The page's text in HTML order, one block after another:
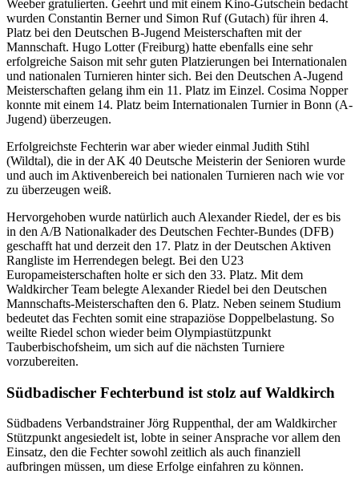
Weeber gratulierten. Geehrt und mit einem Kino-Gutschein bedacht
wurden Constantin Berner und Simon Ruf (Gutach) für ihren 4.
Platz bei den Deutschen B-Jugend Meisterschaften mit der
Mannschaft. Hugo Lotter (Freiburg) hatte ebenfalls eine sehr
erfolgreiche Saison mit sehr guten Platzierungen bei Internationalen
und nationalen Turnieren hinter sich. Bei den Deutschen A-Jugend
Meisterschaften gelang ihm ein 11. Platz im Einzel. Cosima Nopper
konnte mit einem 14. Platz beim Internationalen Turnier in Bonn (A-
Jugend) überzeugen.
Erfolgreichste Fechterin war aber wieder einmal Judith Stihl
(Wildtal), die in der AK 40 Deutsche Meisterin der Senioren wurde
und auch im Aktivenbereich bei nationalen Turnieren nach wie vor
zu überzeugen weiß.
Hervorgehoben wurde natürlich auch Alexander Riedel, der es bis
in den A/B Nationalkader des Deutschen Fechter-Bundes (DFB)
geschafft hat und derzeit den 17. Platz in der Deutschen Aktiven
Rangliste im Herrendegen belegt. Bei den U23
Europameisterschaften holte er sich den 33. Platz. Mit dem
Waldkircher Team belegte Alexander Riedel bei den Deutschen
Mannschafts-Meisterschaften den 6. Platz. Neben seinem Studium
bedeutet das Fechten somit eine strapaziöse Doppelbelastung. So
weilte Riedel schon wieder beim Olympiastützpunkt
Tauberbischofsheim, um sich auf die nächsten Turniere
vorzubereiten.
Südbadischer Fechterbund ist stolz auf Waldkirch
Südbadens Verbandstrainer Jörg Ruppenthal, der am Waldkircher
Stützpunkt angesiedelt ist, lobte in seiner Ansprache vor allem den
Einsatz, den die Fechter sowohl zeitlich als auch finanziell
aufbringen müssen, um diese Erfolge einfahren zu können.